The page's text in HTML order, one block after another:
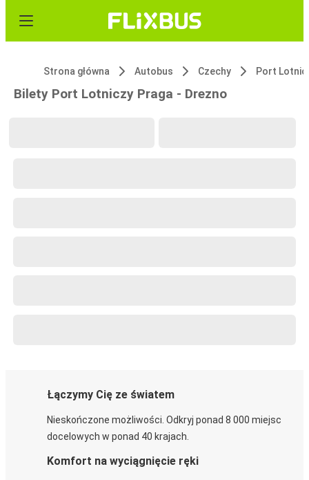
Strona główna Autobus Czechy Port
Bilety Port Lotniczy Praga - Drezno
Łączymy Cię ze światem
Nieskończone możliwości. Odkryj ponad 8 000 miejsc
docelowych w ponad 40 krajach.
Komfort na wyciągnięcie ręki